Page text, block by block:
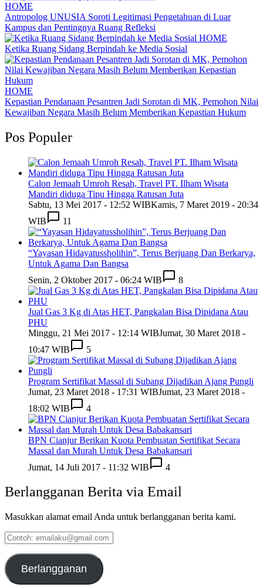
HOME
Antropolog UNUSIA Soroti Legitimasi Pengetahuan di Luar
Kampus dan Pentingnya Ruang Refleksi
HOME
Ketika Ruang Sidang Berpindah ke Media Sosial
HOME
Kepastian Pendanaan Pesantren Jadi Sorotan di MK, Pemohon Nilai
Kewajiban Negara Masih Belum Memberikan Kepastian Hukum
Pos Populer
Calon Jemaah Umroh Resah, Travel PT. Ilham Wisata
Mandiri diduga Tipu Hingga Ratusan Juta
Sabtu, 13 Mei 2017 - 12:52 WIBKamis, 7 Maret 2019 - 20:34
WIB
11
“Yayasan Hidayatussholihin”, Terus Berjuang Dan Berkarya,
Untuk Agama Dan Bangsa
Senin, 2 Oktober 2017 - 06:24 WIB
8
Jual Gas 3 Kg di Atas HET, Pangkalan Bisa Dipidana Atau
PHU
Minggu, 21 Mei 2017 - 12:14 WIBJumat, 30 Maret 2018 -
10:47 WIB
5
Program Sertifikat Massal di Subang Dijadikan Ajang Pungli
Jumat, 23 Maret 2018 - 17:31 WIBJumat, 23 Maret 2018 -
18:02 WIB
4
BPN Cianjur Berikan Kuota Pembuatan Sertifikat Secara
Massal dan Murah Untuk Desa Babakansari
Jumat, 14 Juli 2017 - 11:32 WIB
4
Berlangganan Berita via Email
Masukkan alamat email Anda untuk berlangganan berita kami.
Contoh:
emailaku@gmail.com
Berlangganan